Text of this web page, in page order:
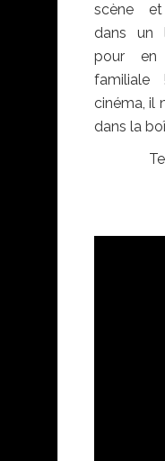
scène
dans un
pour en
cinéma, il
dans la